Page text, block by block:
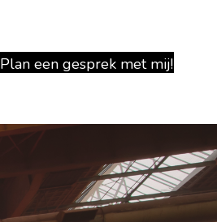
Plan een gesprek met mij!